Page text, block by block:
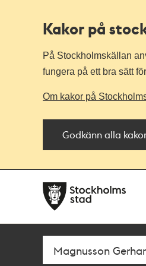
Kakor på
På Stockholmskällan
fungera på ett bra sätt
Om kakor på
Godkänn alla
navigationen
huvudinnehållet
Sök